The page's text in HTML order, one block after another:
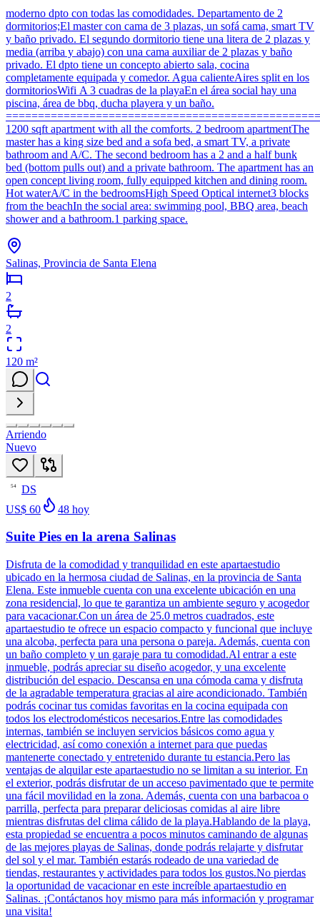
moderno dpto con todas las comodidades. Departamento de 2
dormitorios;El master con cama de 3 plazas, un sofá cama, smart TV
y baño privado. El segundo dormitorio tiene una litera de 2 plazas y
media (arriba y abajo) con una cama auxiliar de 2 plazas y baño
privado. El dpto tiene un concepto abierto sala, cocina
completamente equipada y comedor. Agua calienteAires split en los
dormitoriosWifi A 3 cuadras de la playaEn el área social hay una
piscina, área de bbq, ducha playera y un baño.
1200 sqft apartment with all the comforts. 2 bedroom apartmentThe
master has a king size bed and a sofa bed, a smart TV, a private
bathroom and A/C. The second bedroom has a 2 and a half bunk
bed (bottom pulls out) and a private bathroom. The apartment has an
open concept living room, fully equipped kitchen and dining room.
Hot waterA/C in the bedroomsHigh Speed Optical internet3 blocks
from the beachIn the social area: swimming pool, BBQ area, beach
shower and a bathroom.1 parking space.
Salinas, Provincia de Santa Elena
2
2
120 m²
Arriendo
Nuevo
54
DS
US$ 60
48 hoy
Suite Pies en la arena Salinas
Disfruta de la comodidad y tranquilidad en este apartaestudio
ubicado en la hermosa ciudad de Salinas, en la provincia de Santa
Elena. Este inmueble cuenta con una excelente ubicación en una
zona residencial, lo que te garantiza un ambiente seguro y acogedor
para vacacionar.Con un área de 25.0 metros cuadrados, este
apartaestudio te ofrece un espacio compacto y funcional que incluye
una alcoba, perfecta para una persona o pareja. Además, cuenta con
un baño completo y un garaje para tu comodidad.Al entrar a este
inmueble, podrás apreciar su diseño acogedor, y una excelente
distribución del espacio. Descansa en una cómoda cama y disfruta
de la agradable temperatura gracias al aire acondicionado. También
podrás cocinar tus comidas favoritas en la cocina equipada con
todos los electrodomésticos necesarios.Entre las comodidades
internas, también se incluyen servicios básicos como agua y
electricidad, así como conexión a internet para que puedas
mantenerte conectado y entretenido durante tu estancia.Pero las
ventajas de alquilar este apartaestudio no se limitan a su interior. En
el exterior, podrás disfrutar de un acceso pavimentado que te permite
una fácil movilidad en la zona. Además, cuenta con una barbacoa o
parrilla, perfecta para preparar deliciosas comidas al aire libre
mientras disfrutas del clima cálido de la playa.Hablando de la playa,
esta propiedad se encuentra a pocos minutos caminando de algunas
de las mejores playas de Salinas, donde podrás relajarte y disfrutar
del sol y el mar. También estarás rodeado de una variedad de
tiendas, restaurantes y actividades para todos los gustos.No pierdas
la oportunidad de vacacionar en este increíble apartaestudio en
Salinas. ¡Contáctanos hoy mismo para más información y programar
una visita!